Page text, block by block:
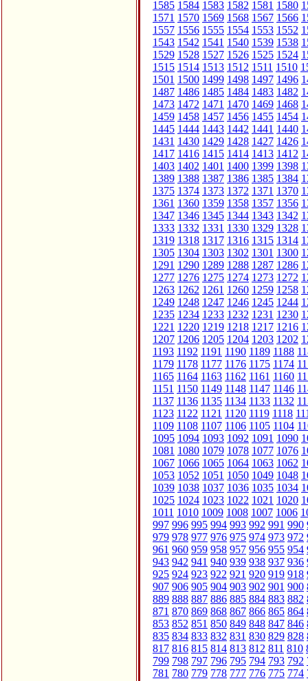
1585 1584 1583 1582 1581 1580
1571 1570 1569 1568 1567 1566
1557 1556 1555 1554 1553 1552
1543 1542 1541 1540 1539 1538
1529 1528 1527 1526 1525 1524
1515 1514 1513 1512 1511 1510
1501 1500 1499 1498 1497 1496
1487 1486 1485 1484 1483 1482
1473 1472 1471 1470 1469 1468
1459 1458 1457 1456 1455 1454
1445 1444 1443 1442 1441 1440
1431 1430 1429 1428 1427 1426
1417 1416 1415 1414 1413 1412
1403 1402 1401 1400 1399 1398
1389 1388 1387 1386 1385 1384
1375 1374 1373 1372 1371 1370
1361 1360 1359 1358 1357 1356
1347 1346 1345 1344 1343 1342
1333 1332 1331 1330 1329 1328
1319 1318 1317 1316 1315 1314
1305 1304 1303 1302 1301 1300
1291 1290 1289 1288 1287 1286
1277 1276 1275 1274 1273 1272
1263 1262 1261 1260 1259 1258
1249 1248 1247 1246 1245 1244
1235 1234 1233 1232 1231 1230
1221 1220 1219 1218 1217 1216
1207 1206 1205 1204 1203 1202
1193 1192 1191 1190 1189 1188
1179 1178 1177 1176 1175 1174
1165 1164 1163 1162 1161 1160
1151 1150 1149 1148 1147 1146
1137 1136 1135 1134 1133 1132
1123 1122 1121 1120 1119 1118
1109 1108 1107 1106 1105 1104
1095 1094 1093 1092 1091 1090
1081 1080 1079 1078 1077 1076
1067 1066 1065 1064 1063 1062
1053 1052 1051 1050 1049 1048
1039 1038 1037 1036 1035 1034
1025 1024 1023 1022 1021 1020
1011 1010 1009 1008 1007 1006
997 996 995 994 993 992 991 990
979 978 977 976 975 974 973 972
961 960 959 958 957 956 955 954
943 942 941 940 939 938 937 936
925 924 923 922 921 920 919 918
907 906 905 904 903 902 901 900
889 888 887 886 885 884 883 882
871 870 869 868 867 866 865 864
853 852 851 850 849 848 847 846
835 834 833 832 831 830 829 828
817 816 815 814 813 812 811 810
799 798 797 796 795 794 793 792
781 780 779 778 777 776 775 774